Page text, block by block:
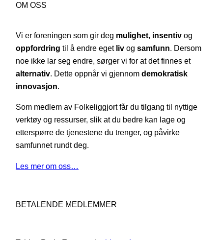
OM OSS
Vi er foreningen som gir deg mulighet, insentiv og
oppfordring til å endre eget liv og samfunn. Dersom
noe ikke lar seg endre, sørger vi for at det finnes et
alternativ. Dette oppnår vi gjennom demokratisk
innovasjon.
Som medlem av Folkeliggjort får du tilgang til nyttige
verktøy og ressurser, slik at du bedre kan lage og
etterspørre de tjenestene du trenger, og påvirke
samfunnet rundt deg.
Les mer om oss…
BETALENDE MEDLEMMER